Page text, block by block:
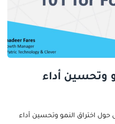
وتحسين أداء
اختراق النمو وتحسين أداء